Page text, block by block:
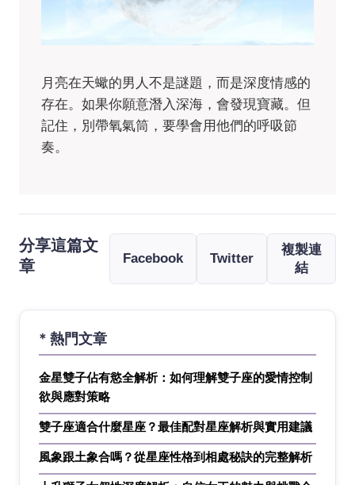
月亮在天蠍的男人不是謎題，而是深度情感的
存在。如果你願意潛入深海，會發現寶藏。但
記住，別帶氧氣筒，要學會用他們的呼吸節
奏。
分享這篇文
章
Facebook Twitter
複製連
結
* 熱門文章
金星雙子佔有慾全解析：如何理解雙子座的愛情控制
欲與應對策略
雙子座適合什麼星座？最佳配對星座解析與實用建議
風象跟土象合嗎？從星座性格到相處秘訣的完整解析